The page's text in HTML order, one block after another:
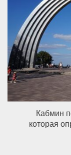
Кабмин
которая